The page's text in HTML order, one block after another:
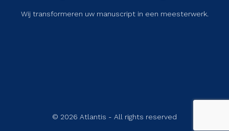
Wij transformeren uw manuscript in een meesterwerk.
© 2026 Atlantis - All rights reserved